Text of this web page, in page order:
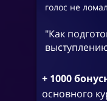
голос не
"Как
+ 1000
основного